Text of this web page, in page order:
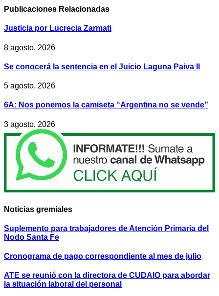
Publicaciones Relacionadas
Justicia por Lucrecia Zarmati
8 agosto, 2026
Se conocerá la sentencia en el Juicio Laguna Paiva II
5 agosto, 2026
6A: Nos ponemos la camiseta “Argentina no se vende”
3 agosto, 2026
Noticias gremiales
Suplemento para trabajadores de Atención Primaria del
Nodo Santa Fe
Cronograma de pago correspondiente al mes de julio
ATE se reunió con la directora de CUDAIO para abordar
la situación laboral del personal